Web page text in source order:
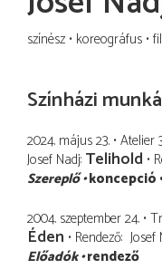
színész koreográfus
Színházi
2024. május 23. Atelier
Josef Nadj Telihold
Szereplő koncepció
2004. szeptember 24.
Éden Rendező Josef
Előadók rendező